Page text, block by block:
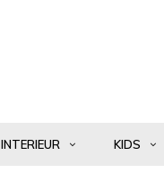
INTERIEUR KIDS